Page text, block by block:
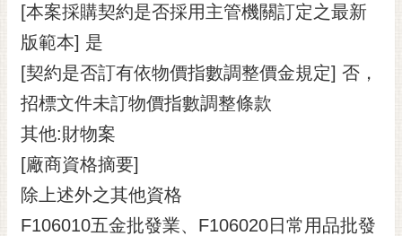
[本案採購契約是否採用主管機關訂定之最新
版範本] 是
[契約是否訂有依物價指數調整價金規定] 否，
招標文件未訂物價指數調整條款
其他:財物案
[廠商資格摘要]
除上述外之其他資格
F106010五金批發業、F106020日常用品批發